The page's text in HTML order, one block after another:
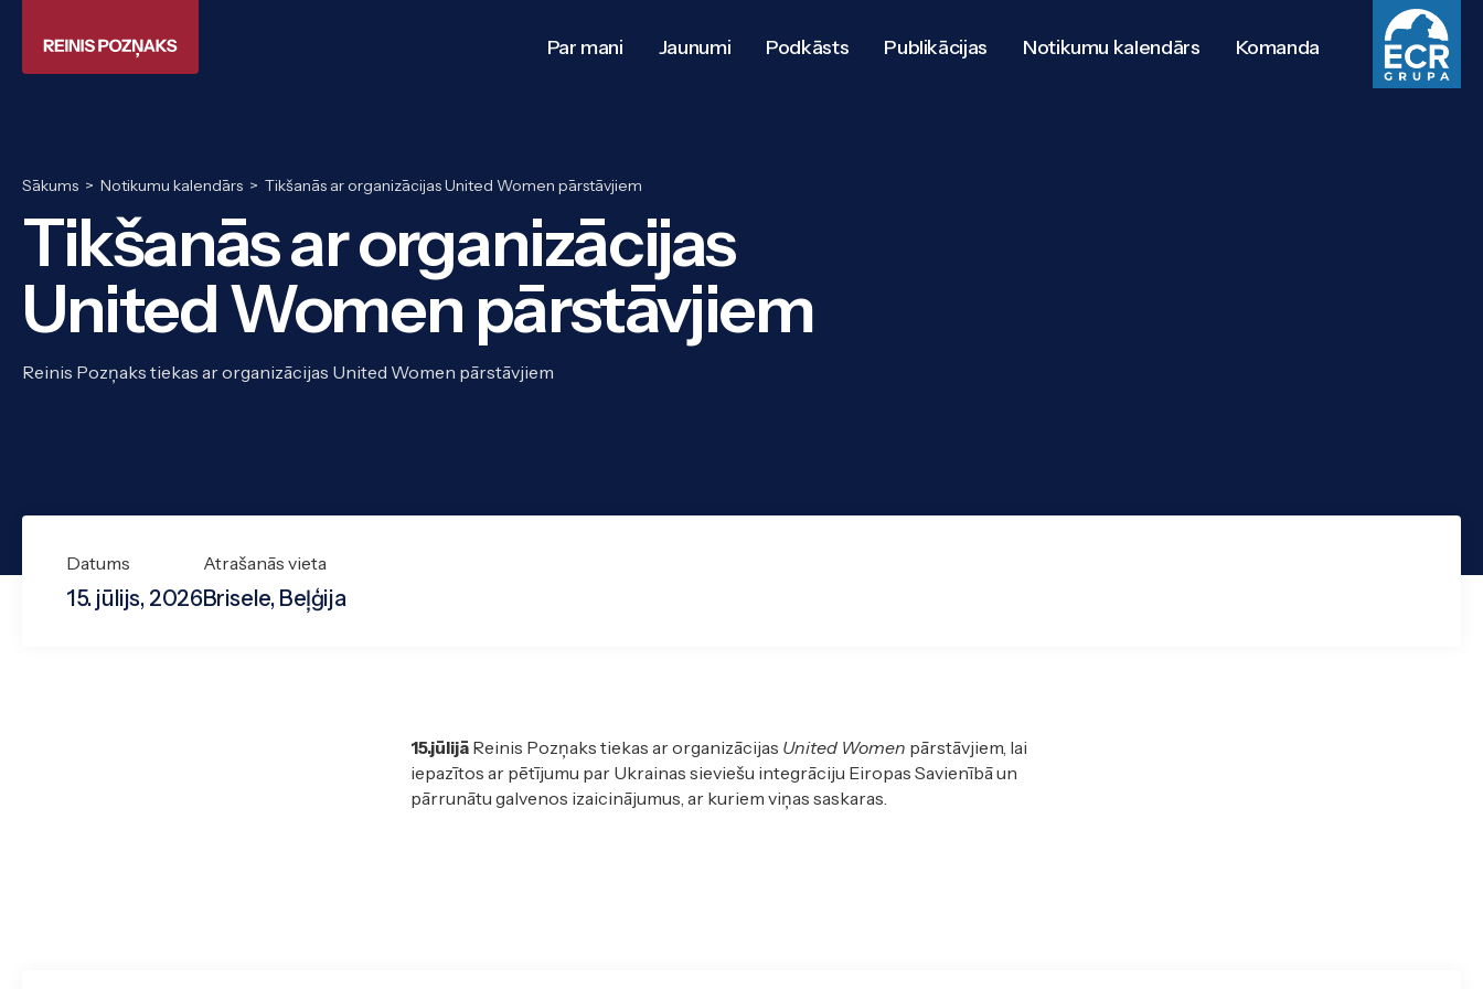
Par mani Jaunumi Podkāsts Publikācijas Notikumu kalendārs Komanda
Sākums > Notikumu kalendārs > Tikšanās ar organizācijas United Women pārstāvjiem
Tikšanās ar organizācijas
United Women pārstāvjiem
Reinis Pozņaks tiekas ar organizācijas United Women pārstāvjiem
Datums
15. jūlijs, 2026
Atrašanās vieta
Brisele, Beļģija
15.jūlijā Reinis Pozņaks tiekas ar organizācijas United Women pārstāvjiem, lai
iepazītos ar pētījumu par Ukrainas sieviešu integrāciju Eiropas Savienībā un
pārrunātu galvenos izaicinājumus, ar kuriem viņas saskaras.